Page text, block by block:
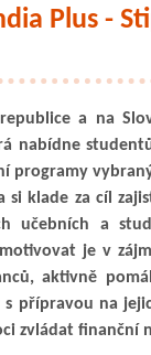
Plus -
a na
nabídne
programy
si klade za cíl
učebních a
je v
aktivně
s přípravou na
zvládat finanční